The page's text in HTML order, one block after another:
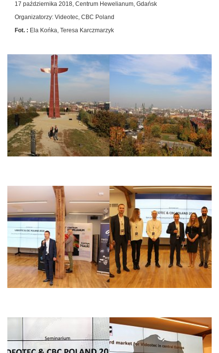
17 października 2018, Centrum Hewelianum, Gdańsk
Organizatorzy: Videotec, CBC Poland
Fot. : Ela Końka, Teresa Karczmarzyk